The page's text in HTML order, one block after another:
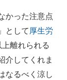
かった注意点
として 厚生労
離れられる
介してくれま
なるべく涼し